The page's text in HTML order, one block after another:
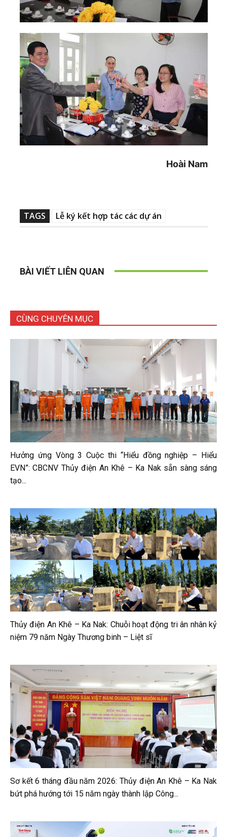
Hoài Nam
TAGS Lễ ký kết hợp tác các dự án
BÀI VIẾT LIÊN QUAN
CÙNG CHUYÊN MỤC
Hưởng ứng Vòng 3 Cuộc thi “Hiểu đồng nghiệp – Hiểu
EVN”: CBCNV Thủy điện An Khê – Ka Nak sẵn sàng sáng
tạo...
Thủy điện An Khê – Ka Nak: Chuỗi hoạt động tri ân nhân kỷ
niệm 79 năm Ngày Thương binh – Liệt sĩ
Sơ kết 6 tháng đầu năm 2026: Thủy điện An Khê – Ka Nak
bứt phá hướng tới 15 năm ngày thành lập Công...